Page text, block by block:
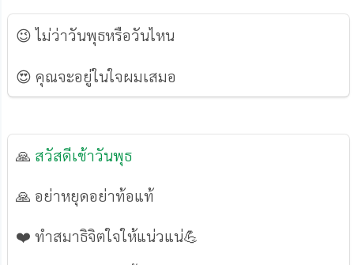
😉 ไม่ว่าวันพุธหรือวันไหน
😍 คุณจะอยู่ในใจผมเสมอ
🙏 สวัสดีเช้าวันพุธ
🙏 อย่าหยุดอย่าท้อแท้
❤️️ ทำสมาธิจิตใจให้แน่วแน่💪